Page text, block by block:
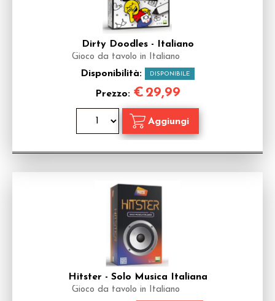
Dirty Doodles - Italiano
Gioco da tavolo in Italiano
Disponibilità: DISPONIBILE
Prezzo: € 29,99
Hitster - Solo Musica Italiana
Gioco da tavolo in Italiano